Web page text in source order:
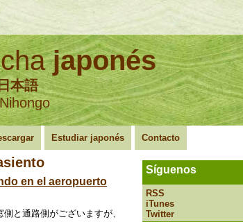
japonés
本語
Estudiar japonés Contacto
en el aeropuerto
と通路側がございますが、
Síguenos
RSS
iTunes
Twitter